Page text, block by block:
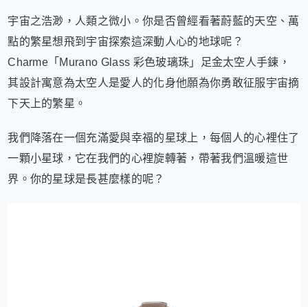
宇宙之浩渺，人類之微小。你是否曾經看著蔚藍的天空、萬
點的繁星想飛到宇宙探索這深動人心的地球呢？
Charme「Murano Glass 彩色玻璃珠」足金太空人手鍊，
其設計寓意為太空人是愛人的化身他願為你勇敢征服宇宙摘
下天上的繁星。
我們降落在一個充滿愛與幸福的星球上，每個人的心裡住了
一顆小星球，它在我們的心裡旋轉著，帶著我們溫暖這世
界。你的星球是長甚麼樣的呢？